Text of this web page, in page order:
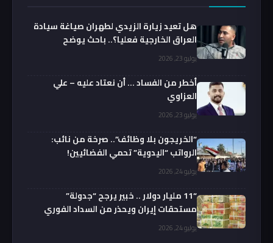
هل تعيد زيارة الزيدي لطهران صياغة سيادة
العراق الخارجية فعليا؟.. باحث يوضح
يوليو 23, 2026
أخطر من الفساد … أن نعتاد عليه – علي
العزاوي
يوليو 23, 2026
“الخريجون بلا وظائف”.. صرخة من نائب:
الرواتب “اليدوية” تحمي الفضائيين!
يوليو 24, 2026
“11 مليار دولار .. خبير يرجح “جدولة”
مستحقات إيران ويحذر من السداد الفوري
يوليو 24, 2026